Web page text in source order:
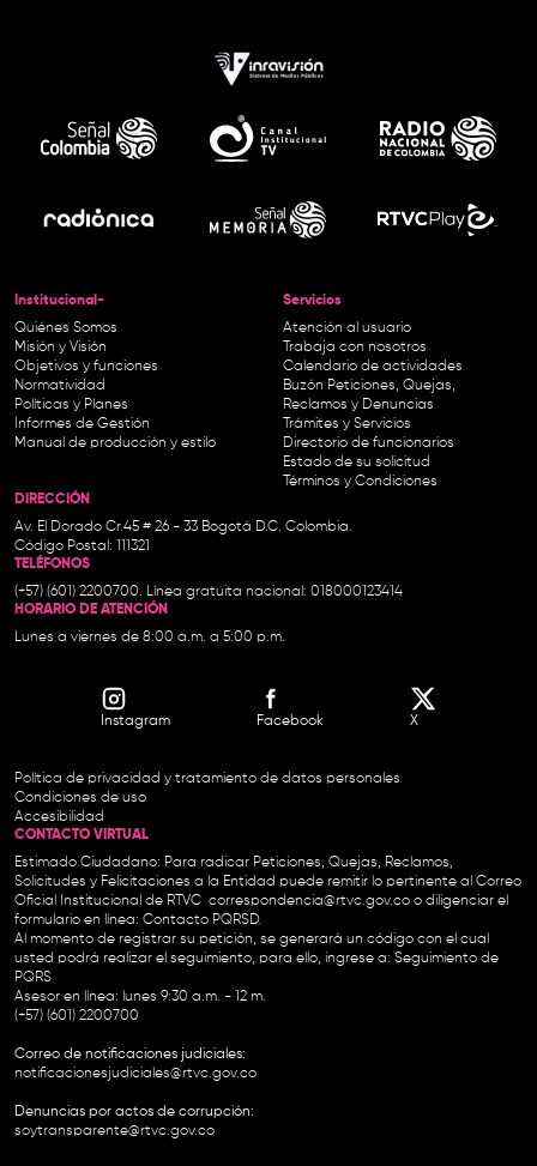
Institucional-
Quiénes Somos
Misión y Visión
Objetivos y funciones
Normatividad
Políticas y Planes
Informes de Gestión
Manual de producción y estilo
Servicios
Atención al usuario
Trabaja con nosotros
Calendario de actividades
Buzón Peticiones, Quejas,
Reclamos y Denuncias
Trámites y Servicios
Directorio de funcionarios
Estado de su solicitud
Términos y Condiciones
DIRECCIÓN
Av. El Dorado Cr.45 # 26 - 33 Bogotá D.C. Colombia.
Código Postal: 111321
TELÉFONOS
(+57) (601) 2200700. Línea gratuita nacional: 018000123414
HORARIO DE ATENCIÓN
Lunes a viernes de 8:00 a.m. a 5:00 p.m.
Instagram Facebook X
Política de privacidad y tratamiento de datos personales
Condiciones de uso
Accesibilidad
CONTACTO VIRTUAL
Estimado Ciudadano: Para radicar Peticiones, Quejas, Reclamos,
Solicitudes y Felicitaciones a la Entidad puede remitir lo pertinente al Correo
Oficial Institucional de RTVC correspondencia@rtvc.gov.co o diligenciar el
formulario en línea: Contacto PQRSD.
Al momento de registrar su petición, se generará un código con el cual
usted podrá realizar el seguimiento, para ello, ingrese a: Seguimiento de
PQRS
Asesor en línea: lunes 9:30 a.m. - 12 m.
(+57) (601) 2200700
Correo de notificaciones judiciales:
notificacionesjudiciales@rtvc.gov.co
Denuncias por actos de corrupción:
soytransparente@rtvc.gov.co